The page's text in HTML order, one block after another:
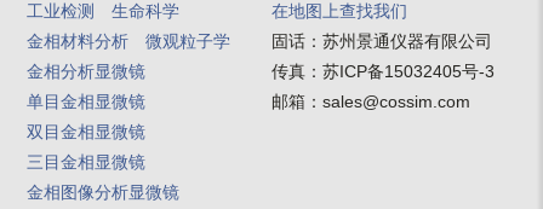
工业检测
生命科学
金相材料分析
微观粒子学
金相分析显微镜
单目金相显微镜
双目金相显微镜
三目金相显微镜
金相图像分析显微镜
在地图上查找我们
固话： 苏州景通仪器有限公司
传真： 苏ICP备15032405号-3
邮箱： sales@cossim.com